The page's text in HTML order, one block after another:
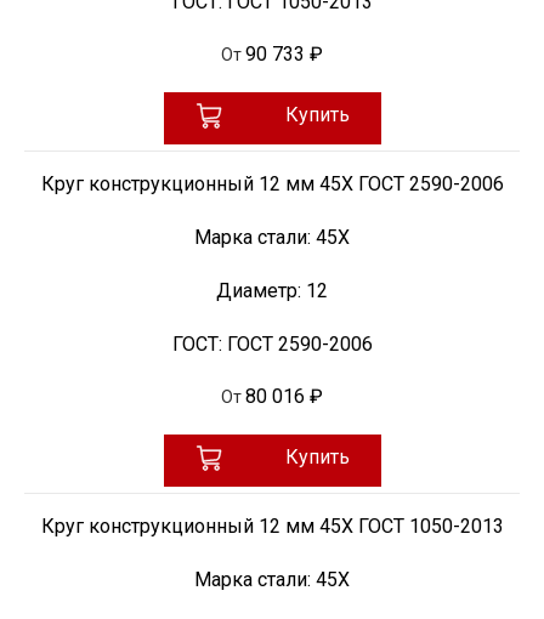
От90 733 ₽
Купить
Круг конструкционный 12 мм 45Х ГОСТ 2590-2006
Марка стали: 45Х
Диаметр: 12
ГОСТ: ГОСТ 2590-2006
От80 016 ₽
Купить
Круг конструкционный 12 мм 45Х ГОСТ 1050-2013
Марка стали: 45Х